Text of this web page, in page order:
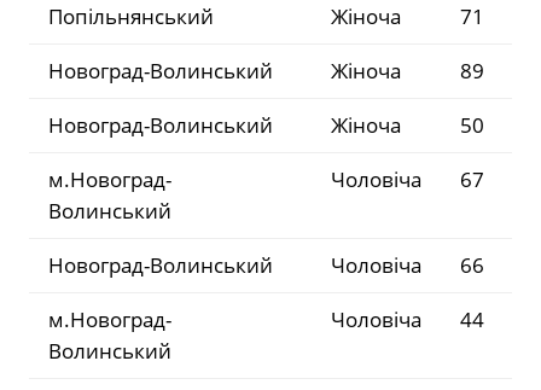
Попільнянський
Жіноча
71
Новоград-Волинський
Жіноча
89
Новоград-Волинський
Жіноча
50
м.Новоград-
Волинський
Чоловіча 67
Новоград-Волинський Чоловіча
66
м.Новоград-
Волинський
Чоловіча 44